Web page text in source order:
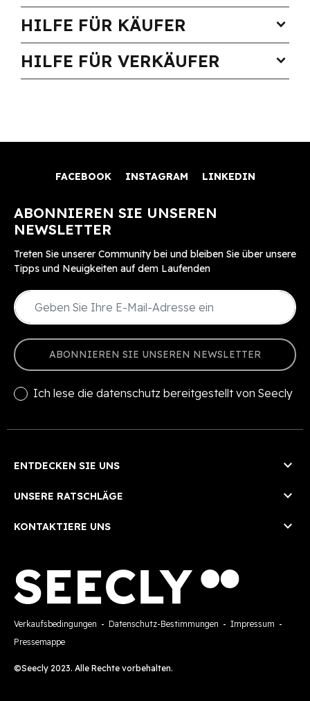
HILFE FÜR KÄUFER expand_more
HILFE FÜR VERKÄUFER expand_more
FACEBOOK INSTAGRAM LINKEDIN
ABONNIEREN SIE UNSEREN
NEWSLETTER
Treten Sie unserer Community bei und bleiben Sie über unsere
Tipps und Neuigkeiten auf dem Laufenden
ABONNIEREN SIE UNSEREN NEWSLETTER
Ich lese die datenschutz bereitgestellt von Seecly
ENTDECKEN SIE UNS 
UNSERE RATSCHLÄGE 
KONTAKTIERE UNS 
Verkaufsbedingungen - Datenschutz-Bestimmungen - Impressum -
Pressemappe
©Seecly 2023. Alle Rechte vorbehalten.